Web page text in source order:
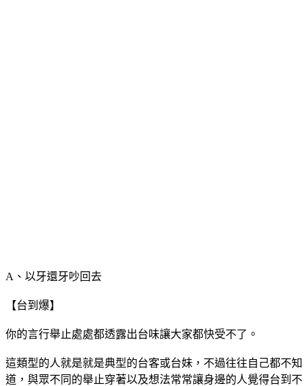
A、以牙還牙吵回去
【台到爆】
你的言行舉止處處都透露出台味讓大家都快受不了。
這類型的人就是就是典型的台客或台妹，不過往往自己都不知
道，與眾不同的舉止穿著以及想法常常讓身邊的人覺得台到不